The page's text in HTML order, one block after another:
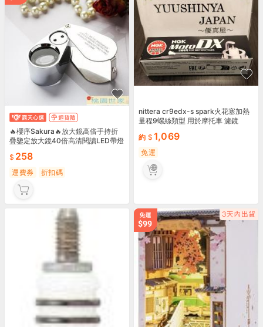
🔥櫻序Sakura🔥放大鏡高倍手持折
疊鑒定放大鏡40倍高清閱讀LED帶燈
258
運費券 折扣碼
nittera cr9edx-s spark火花塞加熱
量程9螺絲類型 用於摩托車 濾鏡
約
1,069
免運